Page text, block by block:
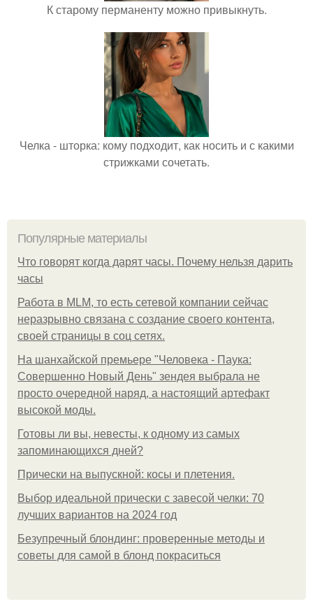
К старому перманенту можно привыкнуть.
Челка - шторка: кому подходит, как носить и с какими
стрижками сочетать.
Популярные материалы
Что говорят когда дарят часы. Почему нельзя дарить
часы
Работа в MLM, то есть сетевой компании сейчас
неразрывно связана с создание своего контента,
своей страницы в соц сетях.
На шанхайской премьере "Человека - Паука:
Совершенно Новый День" зендея выбрала не
просто очередной наряд, а настоящий артефакт
высокой моды.
Готовы ли вы, невесты, к одному из самых
запоминающихся дней?
Прически на выпускной: косы и плетения.
Выбор идеальной прически с завесой челки: 70
лучших вариантов на 2024 год
Безупречный блондинг: проверенные методы и
советы для самой в блонд покраситься